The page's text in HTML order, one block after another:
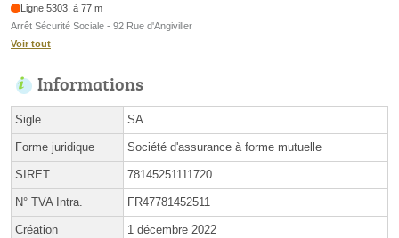
Ligne 5303, à 77 m
Arrêt Sécurité Sociale - 92 Rue d'Angiviller
Voir tout
Informations
Sigle SA
Forme juridique Société d'assurance à forme mutuelle
SIRET 78145251111720
N° TVA Intra. FR47781452511
Création 1 décembre 2022